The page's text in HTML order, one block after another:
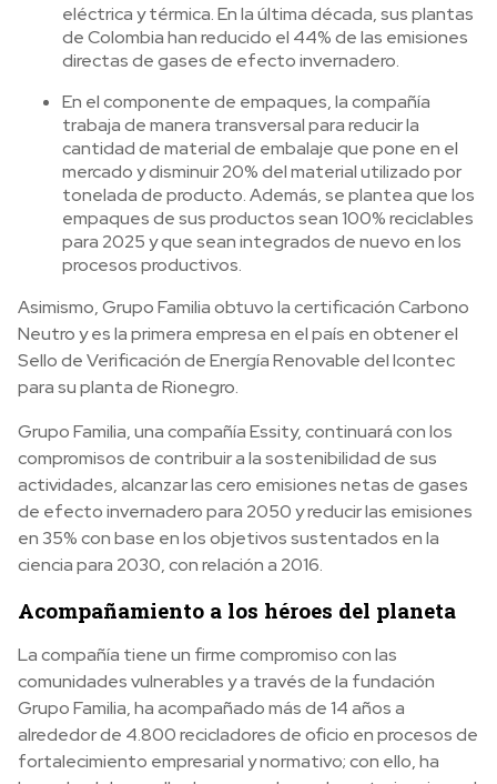
eléctrica y térmica. En la última década, sus plantas
de Colombia han reducido el 44% de las emisiones
directas de gases de efecto invernadero.
En el componente de empaques, la compañía
trabaja de manera transversal para reducir la
cantidad de material de embalaje que pone en el
mercado y disminuir 20% del material utilizado por
tonelada de producto. Además, se plantea que los
empaques de sus productos sean 100% reciclables
para 2025 y que sean integrados de nuevo en los
procesos productivos.
Asimismo, Grupo Familia obtuvo la certificación Carbono
Neutro y es la primera empresa en el país en obtener el
Sello de Verificación de Energía Renovable del Icontec
para su planta de Rionegro.
Grupo Familia, una compañía Essity, continuará con los
compromisos de contribuir a la sostenibilidad de sus
actividades, alcanzar las cero emisiones netas de gases
de efecto invernadero para 2050 y reducir las emisiones
en 35% con base en los objetivos sustentados en la
ciencia para 2030, con relación a 2016.
Acompañamiento a los héroes del planeta
La compañía tiene un firme compromiso con las
comunidades vulnerables y a través de la fundación
Grupo Familia, ha acompañado más de 14 años a
alrededor de 4.800 recicladores de oficio en procesos de
fortalecimiento empresarial y normativo; con ello, ha